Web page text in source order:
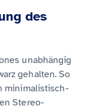
des
unabhängig
gehalten. So
minimalistisch-
Stereo-